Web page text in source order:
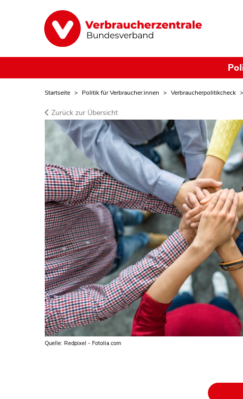
Startseite Politik für Verbraucher:innen Verbraucherpolitikcheck
Zurück zur Übersicht
Quelle: Redpixel - Fotolia.com